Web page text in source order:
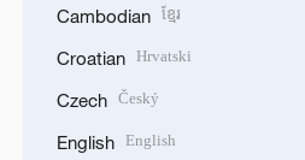
Cambodian ខ្មែរ
Croatian Hrvatski
Czech Český
English English